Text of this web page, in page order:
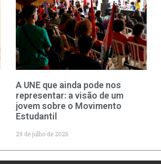
A UNE que ainda pode nos
representar: a visão de um
jovem sobre o Movimento
Estudantil
29 de julho de 2026